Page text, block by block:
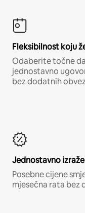
Fleksibilnost koju
Odaberite točne
jednostavno
bez dodatnih
Jednostavno
Posebne cijene
mjesečna rata bez